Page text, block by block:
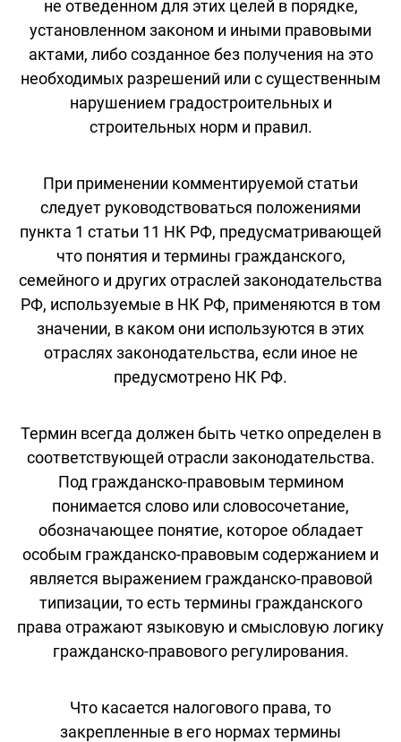
не отведенном для этих целей в порядке,
установленном законом и иными правовыми
актами, либо созданное без получения на это
необходимых разрешений или с существенным
нарушением градостроительных и
строительных норм и правил.
При применении комментируемой статьи
следует руководствоваться положениями
пункта 1 статьи 11 НК РФ, предусматривающей
что понятия и термины гражданского,
семейного и других отраслей законодательства
РФ, используемые в НК РФ, применяются в том
значении, в каком они используются в этих
отраслях законодательства, если иное не
предусмотрено НК РФ.
Термин всегда должен быть четко определен в
соответствующей отрасли законодательства.
Под гражданско-правовым термином
понимается слово или словосочетание,
обозначающее понятие, которое обладает
особым гражданско-правовым содержанием и
является выражением гражданско-правовой
типизации, то есть термины гражданского
права отражают языковую и смысловую логику
гражданско-правового регулирования.
Что касается налогового права, то
закрепленные в его нормах термины